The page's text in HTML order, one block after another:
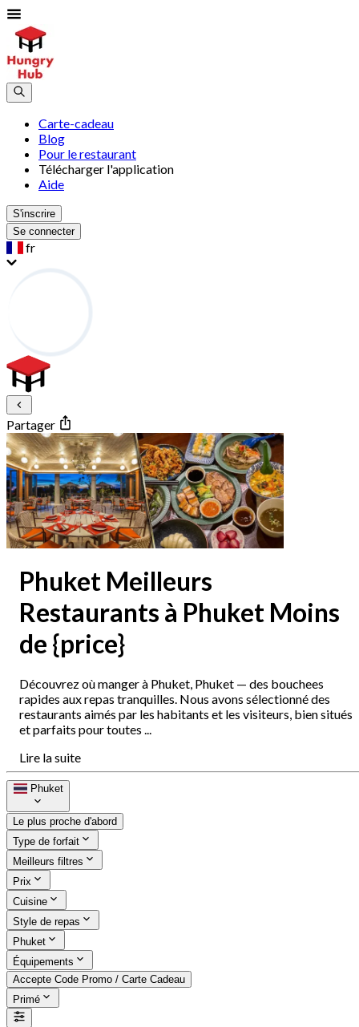
Carte-cadeau
Blog
Pour le restaurant
Télécharger l'application
Aide
S'inscrire
Se connecter
fr
Partager
Phuket Meilleurs
Restaurants à Phuket Moins
de {price}
Découvrez où manger à Phuket, Phuket — des bouchees
rapides aux repas tranquilles. Nous avons sélectionné des
restaurants aimés par les habitants et les visiteurs, bien situés
et parfaits pour toutes ...
Lire la suite
Phuket
Le plus proche d'abord
Type de forfait
Meilleurs filtres
Prix
Cuisine
Style de repas
Phuket
Équipements
Accepte Code Promo / Carte Cadeau
Primé